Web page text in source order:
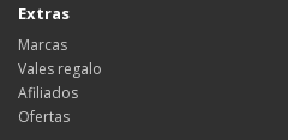
Extras
Marcas
Vales regalo
Afiliados
Ofertas